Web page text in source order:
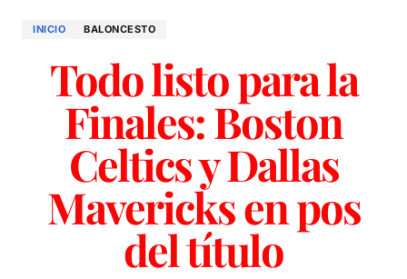
INICIO BALONCESTO
Todo listo para la
Finales: Boston
Celtics y Dallas
Mavericks en pos
del título